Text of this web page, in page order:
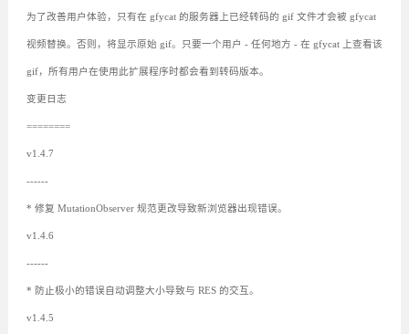
为了改善用户体验，只有在 gfycat 的服务器上已经转码的 gif 文件才会被 gfycat
视频替换。否则，将显示原始 gif。只要一个用户 - 任何地方 - 在 gfycat 上查看该
gif，所有用户在使用此扩展程序时都会看到转码版本。
变更日志
========
v1.4.7
------
* 修复 MutationObserver 规范更改导致新浏览器出现错误。
v1.4.6
------
* 防止极小的错误自动调整大小导致与 RES 的交互。
v1.4.5